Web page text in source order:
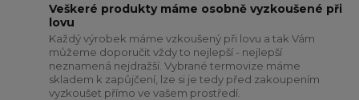
Veškeré produkty máme osobně vyzkoušené při
lovu
Každý výrobek máme vzkoušený při lovu a tak Vám
můžeme doporučit vždy to nejlepší - nejlepší
neznamená nejdražší. Vybrané termovize máme
skladem k zapůjčení, lze si je tedy před zakoupením
vyzkoušet přímo ve vašem prostředí.